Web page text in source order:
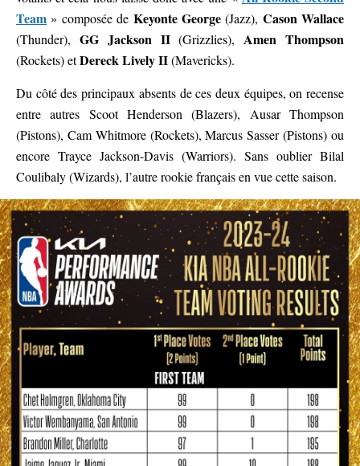
Team » composée de Keyonte George(Jazz), Cason Wallace
(Thunder), GG Jackson II(Grizzlies), Amen Thompson
(Rockets) etDereck Lively II(Mavericks).
Du côté des principaux absents de ces deux équipes, on recense
entre autres Scoot Henderson (Blazers), Ausar Thompson
(Pistons), Cam Whitmore (Rockets), Marcus Sasser (Pistons) ou
encore Trayce Jackson-Davis (Warriors). Sans oublier Bilal
Coulibaly (Wizards), l’autre rookie français en vue cette saison.